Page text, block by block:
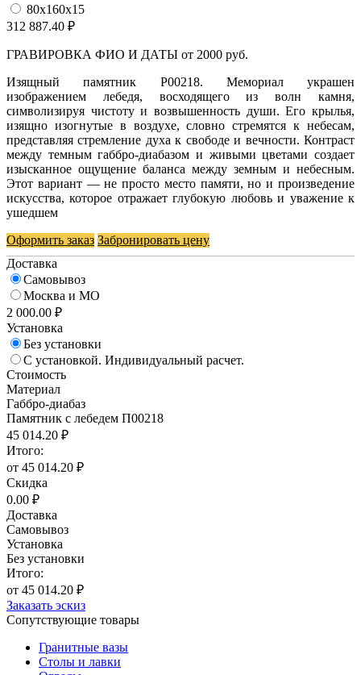
80х160х15
312 887.40 ₽
ГРАВИРОВКА ФИО И ДАТЫ от 2000 руб.
Изящный памятник P00218. Мемориал украшен
изображением лебедя, восходящего из волн камня,
символизируя чистоту и возвышенность души. Его крылья,
изящно изогнутые в воздухе, словно стремятся к небесам,
представляя стремление духа к свободе и вечности. Контраст
между темным габбро-диабазом и живыми цветами создает
изысканное ощущение баланса между земным и небесным.
Этот вариант — не просто место памяти, но и произведение
искусства, которое отражает глубокую любовь и уважение к
ушедшем
Оформить заказ Забронировать цену
Доставка
Самовывоз
Москва и МО
2 000.00 ₽
Установка
Без установки
С установкой. Индивидуальный расчет.
Стоимость
Материал
Габбро-диабаз
Памятник с лебедем П00218
45 014.20 ₽
Итого:
от 45 014.20 ₽
Скидка
0.00 ₽
Доставка
Самовывоз
Установка
Без установки
Итого:
от 45 014.20 ₽
Заказать эскиз
Сопутствующие товары
Гранитные вазы
Столы и лавки